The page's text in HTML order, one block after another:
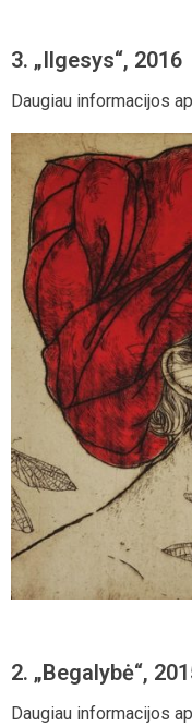
3. „Ilgesys“, 2016
Daugiau informacijos
2. „Begalybė“,
Daugiau informacijos